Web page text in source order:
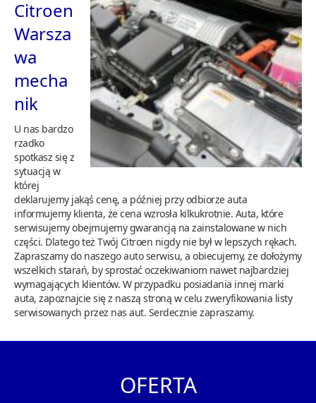
Citroen
Warsza
wa
mecha
nik
U nas bardzo
rzadko
spotkasz się z
sytuacją w
której
deklarujemy jakąś cenę, a później przy odbiorze auta
informujemy klienta, że cena wzrosła kilkukrotnie. Auta, które
serwisujemy obejmujemy gwarancją na zainstalowane w nich
części. Dlatego też Twój Citroen nigdy nie był w lepszych rękach.
Zapraszamy do naszego auto serwisu, a obiecujemy, że dołożymy
wszelkich starań, by sprostać oczekiwaniom nawet najbardziej
wymagających klientów. W przypadku posiadania innej marki
auta, zapoznajcie się z naszą stroną w celu zweryfikowania listy
serwisowanych przez nas aut. Serdecznie zapraszamy.
OFERTA